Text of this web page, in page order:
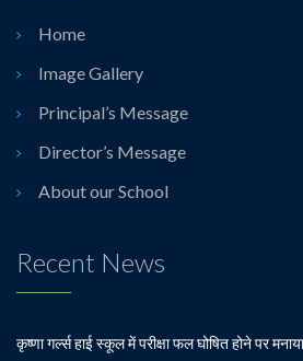
Home
Image Gallery
Principal’s Message
Director’s Message
About our School
Recent News
कृष्णा गर्ल्स हाई स्कूल में परीक्षा फल घोषित होने पर